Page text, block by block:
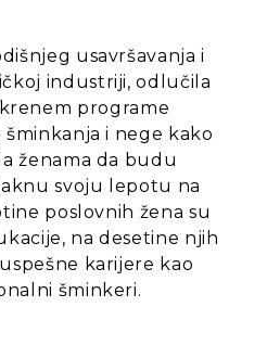
usavršavanja i
industriji, odlučila
programe
i nege kako
ženama da budu
svoju lepotu na
poslovnih žena su
na desetine njih
karijere kao
šminkeri.